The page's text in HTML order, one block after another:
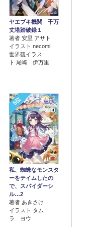
ヤエブキ機関 千万
丈塔踏破録１
著者 安里 アサト
イラスト necomi
世界観イラス
ト 尾崎 伊万里
5位
私、蜘蛛なモンスタ
ーをテイムしたの
で、スパイダーシ
ル…2
著者 あきさけ
イラスト タム
ラ ヨウ